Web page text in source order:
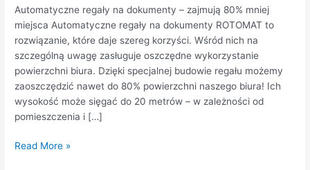
Automatyczne regały na dokumenty – zajmują 80% mniej
miejsca Automatyczne regały na dokumenty ROTOMAT to
rozwiązanie, które daje szereg korzyści. Wśród nich na
szczególną uwagę zasługuje oszczędne wykorzystanie
powierzchni biura. Dzięki specjalnej budowie regału możemy
zaoszczędzić nawet do 80% powierzchni naszego biura! Ich
wysokość może sięgać do 20 metrów – w zależności od
pomieszczenia i […]
Read More »